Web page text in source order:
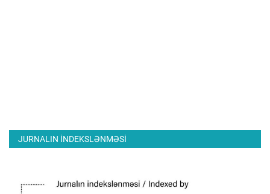
ƏLAQƏ
JURNALIN INDEKSLƏNMƏSI